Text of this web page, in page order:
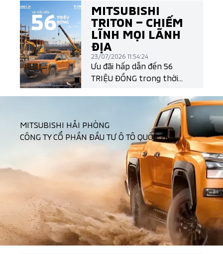
New Mitsubishi Triton làm
điều đó một cách đầy khác
biệt với cụm đèn LED T-
Shape mang đậm ngôn
ngữ thiết kế Dynamic
Shield thế hệ mới.
MITSUBISHI
TRITON – CHIẾM
LĨNH MỌI LÃNH
ĐỊA
23/07/2026 11:54:24
Ưu đãi hấp dẫn đến 56
TRIỆU ĐỒNG trong thời
MITSUBISHI HẢI PHÒNG
CÔNG TY CỔ PHẦN ĐẦU TƯ Ô TÔ QUỐC TẾ